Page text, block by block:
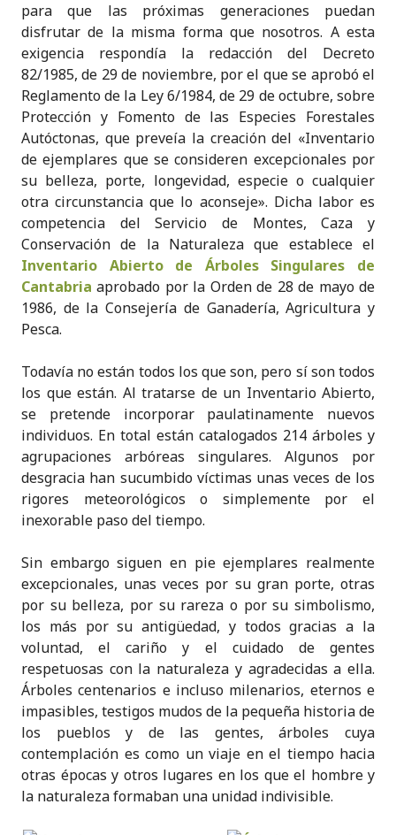
para que las próximas generaciones puedan
disfrutar de la misma forma que nosotros. A esta
exigencia respondía la redacción del Decreto
82/1985, de 29 de noviembre, por el que se aprobó el
Reglamento de la Ley 6/1984, de 29 de octubre, sobre
Protección y Fomento de las Especies Forestales
Autóctonas, que preveía la creación del «Inventario
de ejemplares que se consideren excepcionales por
su belleza, porte, longevidad, especie o cualquier
otra circunstancia que lo aconseje». Dicha labor es
competencia del Servicio de Montes, Caza y
Conservación de la Naturaleza que establece el
Inventario Abierto de Árboles Singulares de
Cantabria aprobado por la Orden de 28 de mayo de
1986, de la Consejería de Ganadería, Agricultura y
Pesca.
Todavía no están todos los que son, pero sí son todos
los que están. Al tratarse de un Inventario Abierto,
se pretende incorporar paulatinamente nuevos
individuos. En total están catalogados 214 árboles y
agrupaciones arbóreas singulares. Algunos por
desgracia han sucumbido víctimas unas veces de los
rigores meteorológicos o simplemente por el
inexorable paso del tiempo.
Sin embargo siguen en pie ejemplares realmente
excepcionales, unas veces por su gran porte, otras
por su belleza, por su rareza o por su simbolismo,
los más por su antigüedad, y todos gracias a la
voluntad, el cariño y el cuidado de gentes
respetuosas con la naturaleza y agradecidas a ella.
Árboles centenarios e incluso milenarios, eternos e
impasibles, testigos mudos de la pequeña historia de
los pueblos y de las gentes, árboles cuya
contemplación es como un viaje en el tiempo hacia
otras épocas y otros lugares en los que el hombre y
la naturaleza formaban una unidad indivisible.